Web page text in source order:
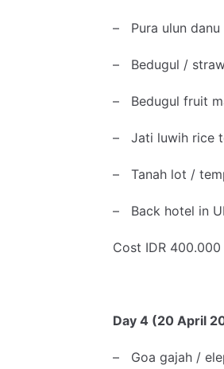
– Pura ulun danu
– Bedugul /
– Bedugul fruit
– Jati luwih rice
– Tanah lot /
– Back hotel in
Cost IDR 400.000
Day 4 (20 April
– Goa gajah /